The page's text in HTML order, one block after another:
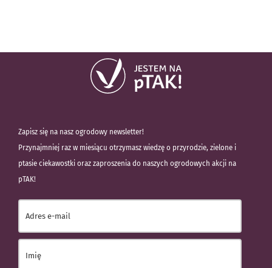
Zapisz się na nasz ogrodowy newsletter!
Przynajmniej raz w miesiącu otrzymasz wiedzę o przyrodzie, zielone i
ptasie ciekawostki oraz zaproszenia do naszych ogrodowych akcji na
pTAK!